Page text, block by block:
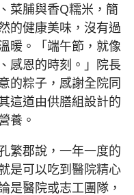
脯與香Q糯米，簡
的健康美味，沒有過
暖。「端午節，就像
感恩的時刻。」院長
的粽子，感謝全院同
這道由供膳組設計的
養。
郡說，一年一度的
是可以吃到醫院精心
是醫院或志工團隊，